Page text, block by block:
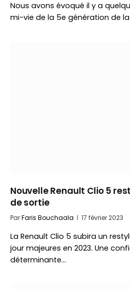
Nous avons évoqué il y a
mi-vie de la 5e génération de la
Nouvelle Renault Clio 5
de sortie
ParFaris Bouchaala 17 février 2023
La Renault Clio 5 subira un
jour majeures en 2023. Une
déterminante…